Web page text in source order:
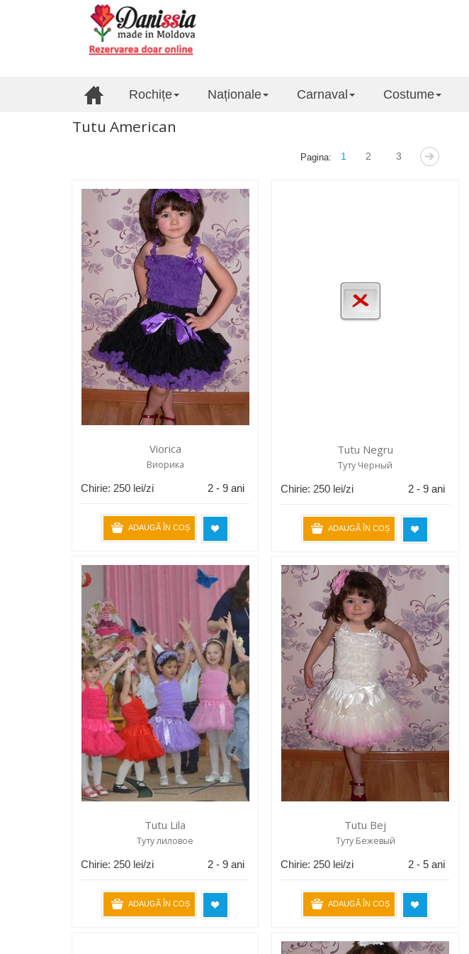
Rochițe Naționale Carnaval Costume
Tutu American
Pagina: 1 2 3
Viorica
Виорика
Chirie: 250 lei/zi 2 - 9 ani
ADAUGĂ ÎN COȘ
Tutu Negru
Туту Черный
Chirie: 250 lei/zi 2 - 9 ani
ADAUGĂ ÎN COȘ
Tutu Lila
Туту лиловое
Chirie: 250 lei/zi 2 - 9 ani
ADAUGĂ ÎN COȘ
Tutu Bej
Туту Бежевый
Chirie: 250 lei/zi 2 - 5 ani
ADAUGĂ ÎN COȘ